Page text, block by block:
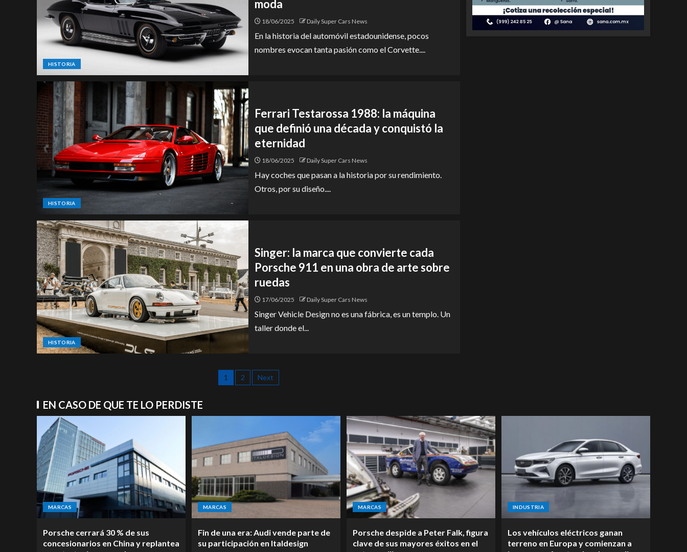
HISTORIA
moda
18/06/2025 Daily Super Cars News
En la historia del automóvil estadounidense, pocos
nombres evocan tanta pasión como el Corvette....
HISTORIA
Ferrari Testarossa 1988: la máquina
que definió una década y conquistó la
eternidad
18/06/2025 Daily Super Cars News
Hay coches que pasan a la historia por su rendimiento.
Otros, por su diseño....
HISTORIA
Singer: la marca que convierte cada
Porsche 911 en una obra de arte sobre
ruedas
17/06/2025 Daily Super Cars News
Singer Vehicle Design no es una fábrica, es un templo. Un
taller donde el...
1 2 Next
EN CASO DE QUE TE LO PERDISTE
MARCAS
Porsche cerrará 30 % de sus
concesionarios en China y replantea
MARCAS
Fin de una era: Audi vende parte de
su participación en Italdesign
MARCAS
Porsche despide a Peter Falk, figura
clave de sus mayores éxitos en el
INDUSTRIA
Los vehículos eléctricos ganan
terreno en Europa y comienzan a